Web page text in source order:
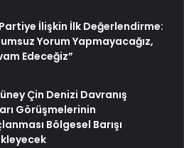
İlişkin İlk Değerlendirme:
Yorum Yapmayacağız,
Edeceğiz”
Çin Denizi Davranış
Görüşmelerinin
Bölgesel Barışı